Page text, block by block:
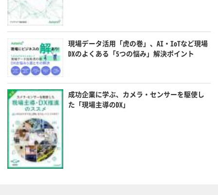
現場データ活用「虎の巻」、AI・IoTなど現場
DXのよくある「5つの悩み」解決ポイント
成功企業に学ぶ、カメラ・センサーを駆使し
た「現場主導のDX」